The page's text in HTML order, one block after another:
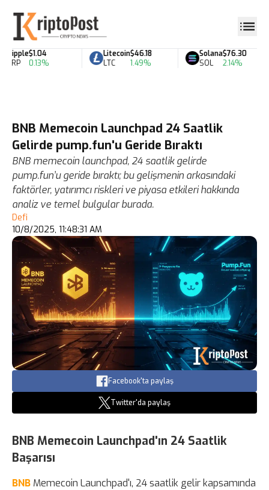
Ripple
XRP
$1.04
0.13%
Litecoin
LTC
$46.18
1.49%
Solana
SOL
$76.30
2.14%
BNB Memecoin Launchpad 24 Saatlik
Gelirde pump.fun'u Geride Bıraktı
BNB memecoin launchpad, 24 saatlik gelirde
pump.fun’u geride bıraktı; bu gelişmenin arkasındaki
faktörler, yatırımcı riskleri ve piyasa etkileri hakkında
analiz ve temel bulgular burada.
Defi
10/8/2025, 11:48:31 AM
Facebook'ta paylaş
Twitter'da paylaş
BNB Memecoin Launchpad'ın 24 Saatlik
Başarısı
BNB Memecoin Launchpad'ı, 24 saatlik gelir kapsamında